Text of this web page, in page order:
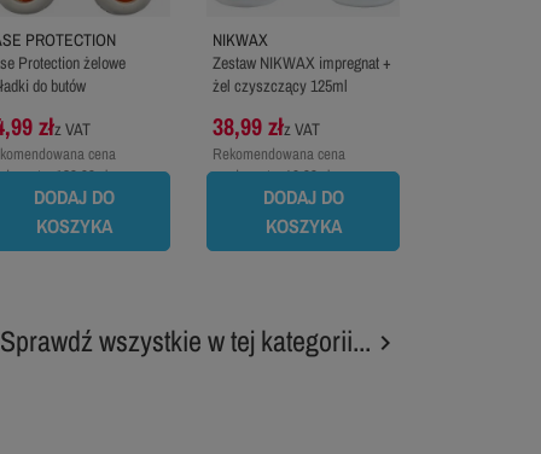
PROTECTION
Protection żelowe
do butów
złz VAT
cena
129,99 zł
DODAJ DO
KOSZYKA
NIKWAX
Zestaw NIKWAX impregnat +
żel czyszczący 125ml
38,99 złz VAT
Rekomendowana cena
producenta:46,99 zł
DODAJ DO
KOSZYKA
Sprawdź wszystkie w tej kategorii... 